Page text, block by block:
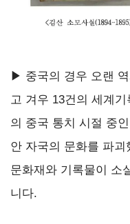
▶ 중국의 경우 오랜
고 겨우 13건의 세계
의 중국 통치 시절 중
안 자국의 문화를 파
문화재와 기록물이 소
니다.